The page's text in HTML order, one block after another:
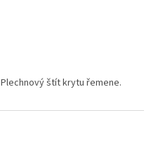
Plechnový štít krytu řemene.